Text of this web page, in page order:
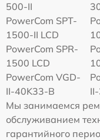
500-II
PowerCom SPT-
1500-II LCD
PowerCom SPR-
1500 LCD
PowerCom VGD-
II-40K33-B
Мы занимаемся
обслуживанием
гарантийного